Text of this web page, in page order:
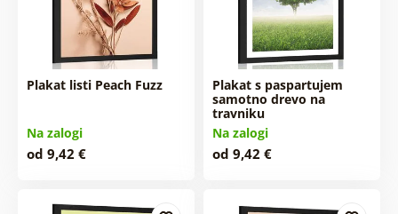
Plakat listi Peach Fuzz
Na zalogi
od 9,42 €
Plakat s paspartujem
samotno drevo na
travniku
Na zalogi
od 9,42 €